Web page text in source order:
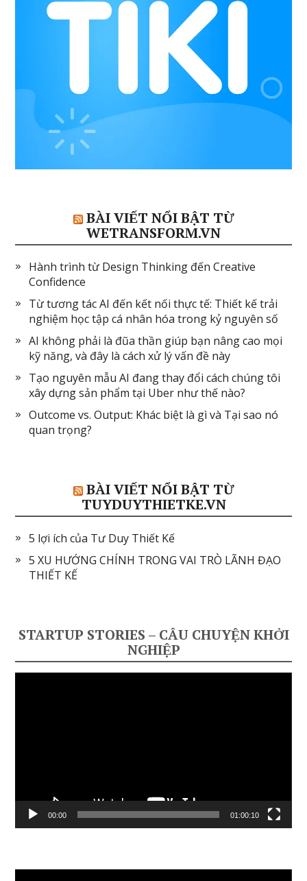
BÀI VIẾT NỔI BẬT TỪ
WETRANSFORM.VN
Hành trình từ Design Thinking đến Creative
Confidence
Từ tương tác AI đến kết nối thực tế: Thiết kế trải
nghiệm học tập cá nhân hóa trong kỷ nguyên số
AI không phải là đũa thần giúp bạn nâng cao mọi
kỹ năng, và đây là cách xử lý vấn đề này
Tạo nguyên mẫu AI đang thay đổi cách chúng tôi
xây dựng sản phẩm tại Uber như thế nào?
Outcome vs. Output: Khác biệt là gì và Tại sao nó
quan trọng?
BÀI VIẾT NỔI BẬT TỪ
TUYDUYTHIETKE.VN
5 lợi ích của Tư Duy Thiết Kế
5 XU HƯỚNG CHÍNH TRONG VAI TRÒ LÃNH ĐẠO
THIẾT KẾ
STARTUP STORIES – CÂU CHUYỆN KHỞI
NGHIỆP
00:00 01:00:10